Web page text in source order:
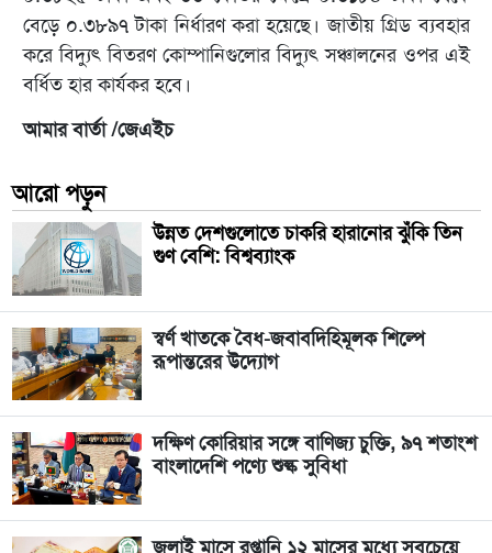
বেড়ে ০.৩৮৯৭ টাকা নির্ধারণ করা হয়েছে। জাতীয় গ্রিড ব্যবহার
করে বিদ্যুৎ বিতরণ কোম্পানিগুলোর বিদ্যুৎ সঞ্চালনের ওপর এই
বর্ধিত হার কার্যকর হবে।
আমার বার্তা /জেএইচ
আরো পড়ুন
উন্নত দেশগুলোতে চাকরি হারানোর ঝুঁকি তিন
গুণ বেশি: বিশ্বব্যাংক
স্বর্ণ খাতকে বৈধ-জবাবদিহিমূলক শিল্পে
রূপান্তরের উদ্যোগ
দক্ষিণ কোরিয়ার সঙ্গে বাণিজ্য চুক্তি, ৯৭ শতাংশ
বাংলাদেশি পণ্যে শুল্ক সুবিধা